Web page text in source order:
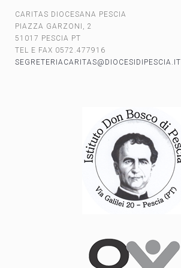
CARITAS DIOCESANA PESCIA
PIAZZA GARZONI, 2
51017 PESCIA PT
TEL E FAX 0572.477916
SEGRETERIACARITAS@DIOCESIDIPESCIA.IT